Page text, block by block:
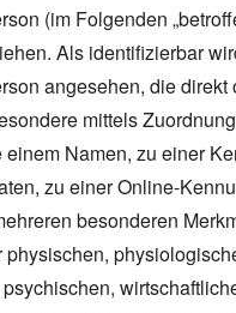
(im Folgenden
Als identifizierbar
angesehen, die direkt
mittels
Namen, zu einer
zu einer Online-
besonderen
physischen,